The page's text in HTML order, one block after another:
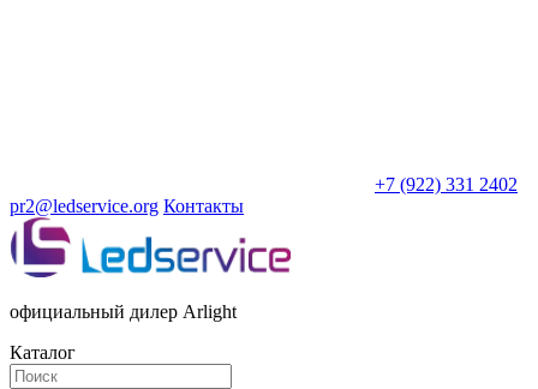
+7 (922) 331 2402
pr2@ledservice.org Контакты
официальный дилер Arlight
Каталог